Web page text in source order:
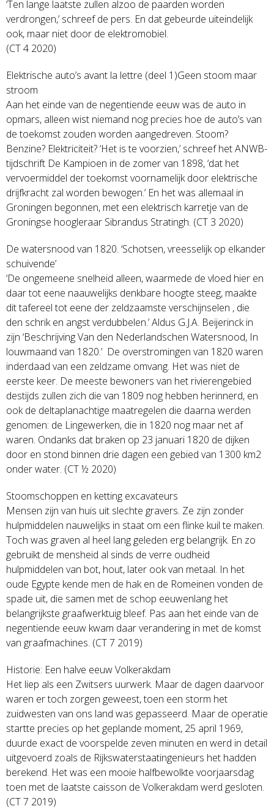
‘Ten lange laatste zullen alzoo de paarden worden
verdrongen,’ schreef de pers. En dat gebeurde uiteindelijk
ook, maar niet door de elektromobiel.
(CT 4 2020)
Elektrische auto’s avant la lettre (deel 1)Geen stoom maar
stroom
Aan het einde van de negentiende eeuw was de auto in
opmars, alleen wist niemand nog precies hoe de auto’s van
de toekomst zouden worden aangedreven. Stoom?
Benzine? Elektriciteit? ‘Het is te voorzien,’ schreef het ANWB-
tijdschrift De Kampioen in de zomer van 1898, ‘dat het
vervoermiddel der toekomst voornamelijk door elektrische
drijfkracht zal worden bewogen.’ En het was allemaal in
Groningen begonnen, met een elektrisch karretje van de
Groningse hoogleraar Sibrandus Stratingh. (CT 3 2020)
De watersnood van 1820. ‘Schotsen, vreesselijk op elkander
schuivende’
‘De ongemeene snelheid alleen, waarmede de vloed hier en
daar tot eene naauwelijks denkbare hoogte steeg, maakte
dit tafereel tot eene der zeldzaamste verschijnselen , die
den schrik en angst verdubbelen.’ Aldus G.J.A. Beijerinck in
zijn ‘Beschrijving Van den Nederlandschen Watersnood, In
louwmaand van 1820.’ De overstromingen van 1820 waren
inderdaad van een zeldzame omvang. Het was niet de
eerste keer. De meeste bewoners van het rivierengebied
destijds zullen zich die van 1809 nog hebben herinnerd, en
ook de deltaplanachtige maatregelen die daarna werden
genomen: de Lingewerken, die in 1820 nog maar net af
waren. Ondanks dat braken op 23 januari 1820 de dijken
door en stond binnen drie dagen een gebied van 1300 km2
onder water. (CT ½ 2020)
Stoomschoppen en ketting excavateurs
Mensen zijn van huis uit slechte gravers. Ze zijn zonder
hulpmiddelen nauwelijks in staat om een flinke kuil te maken.
Toch was graven al heel lang geleden erg belangrijk. En zo
gebruikt de mensheid al sinds de verre oudheid
hulpmiddelen van bot, hout, later ook van metaal. In het
oude Egypte kende men de hak en de Romeinen vonden de
spade uit, die samen met de schop eeuwenlang het
belangrijkste graafwerktuig bleef. Pas aan het einde van de
negentiende eeuw kwam daar verandering in met de komst
van graafmachines. (CT 7 2019)
Historie: Een halve eeuw Volkerakdam
Het liep als een Zwitsers uurwerk. Maar de dagen daarvoor
waren er toch zorgen geweest, toen een storm het
zuidwesten van ons land was gepasseerd. Maar de operatie
startte precies op het geplande moment, 25 april 1969,
duurde exact de voorspelde zeven minuten en werd in detail
uitgevoerd zoals de Rijkswaterstaatingenieurs het hadden
berekend. Het was een mooie halfbewolkte voorjaarsdag
toen met de laatste caisson de Volkerakdam werd gesloten.
(CT 7 2019)